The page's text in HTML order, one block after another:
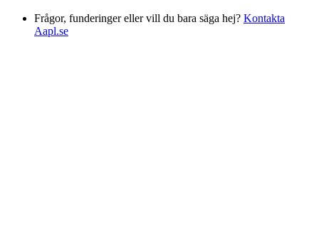
Frågor, funderinger eller vill du bara säga hej? Kontakta
Aapl.se